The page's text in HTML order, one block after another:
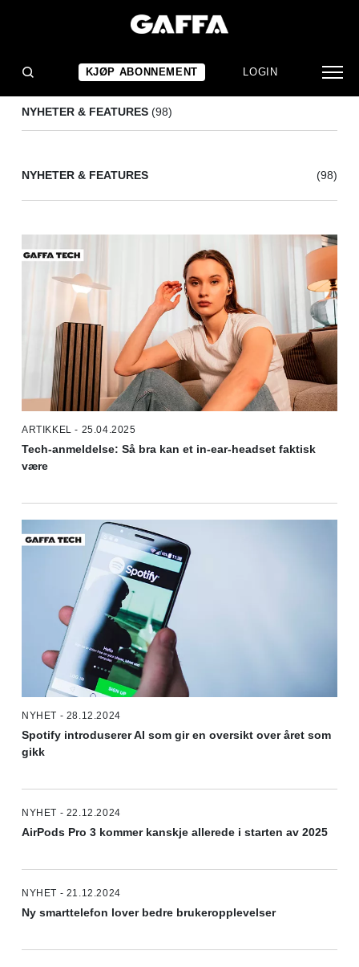
KJØP ABONNEMENT LOGIN
NYHETER & FEATURES (98)
NYHETER & FEATURES (98)
ARTIKKEL - 25.04.2025
Tech-anmeldelse: Så bra kan et in-ear-headset faktisk
være
NYHET - 28.12.2024
Spotify introduserer AI som gir en oversikt over året som
gikk
NYHET - 22.12.2024
AirPods Pro 3 kommer kanskje allerede i starten av 2025
NYHET - 21.12.2024
Ny smarttelefon lover bedre brukeropplevelser